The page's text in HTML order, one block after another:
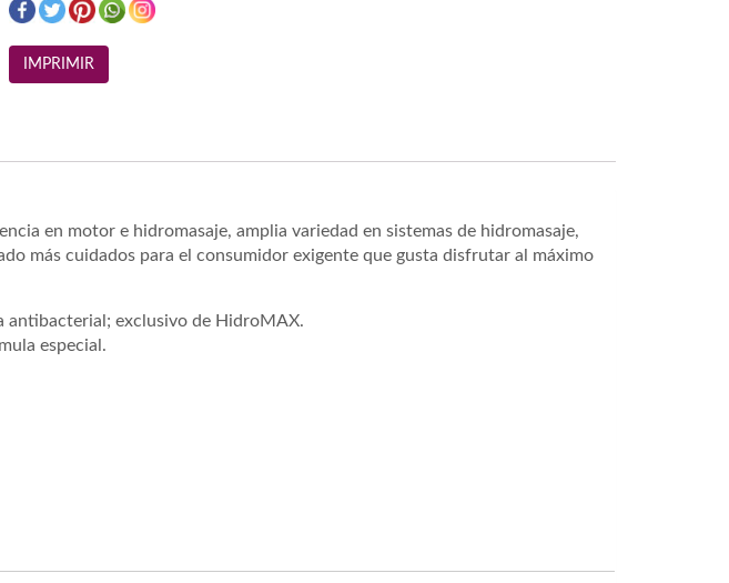
en motor e hidromasaje, amplia variedad en sistemas de hidromasaje,
más cuidados para el consumidor exigente que gusta disfrutar al máximo
antibacterial; exclusivo de HidroMAX.
especial.